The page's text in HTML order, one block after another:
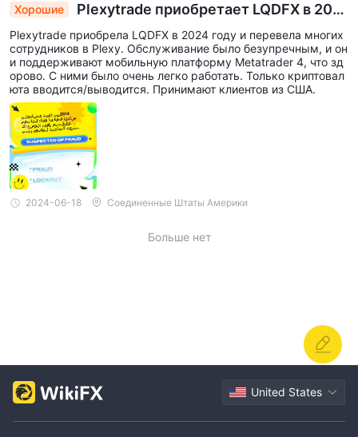
Хорошие
Plexytrade приобретает LQDFX в 202
4 году: плавный переход, улучшенный опыт м
обильной торговли
Plexytrade приобрела LQDFX в 2024 году и перевела многих
сотрудников в Plexy. Обслуживание было безупречным, и он
и поддерживают мобильную платформу Metatrader 4, что зд
орово. С ними было очень легко работать. Только криптовал
юта вводится/выводится. Принимают клиентов из США.
2024-06-18 Соединенные Штаты Америки
Больше нет
United States